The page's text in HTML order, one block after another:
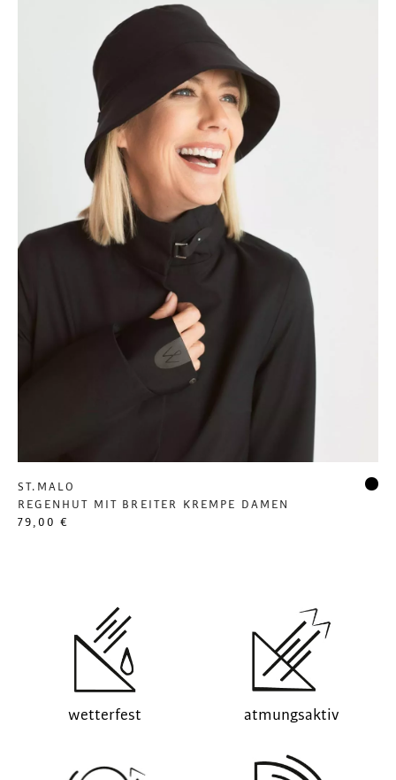
ST.MALO
REGENHUT MIT BREITER KREMPE DAMEN
79,00 €
wetterfest atmungsaktiv